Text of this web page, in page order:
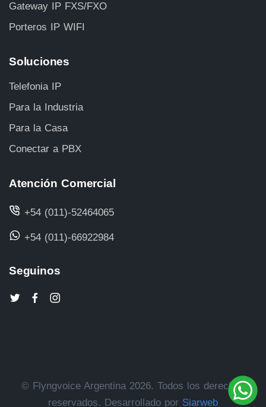
Gateway IP FXS/FXO
Porteros IP WIFI
Soluciones
Telefonia IP
Para la Industria
Para la Casa
Conectar a PBX
Atención Comercial
+54 (011)-52464065
+54 (011)-66922984
Seguinos
© Flyngvoice Argentina 2026. Todos los derechos
reservados. Desarrollado por Siarweb